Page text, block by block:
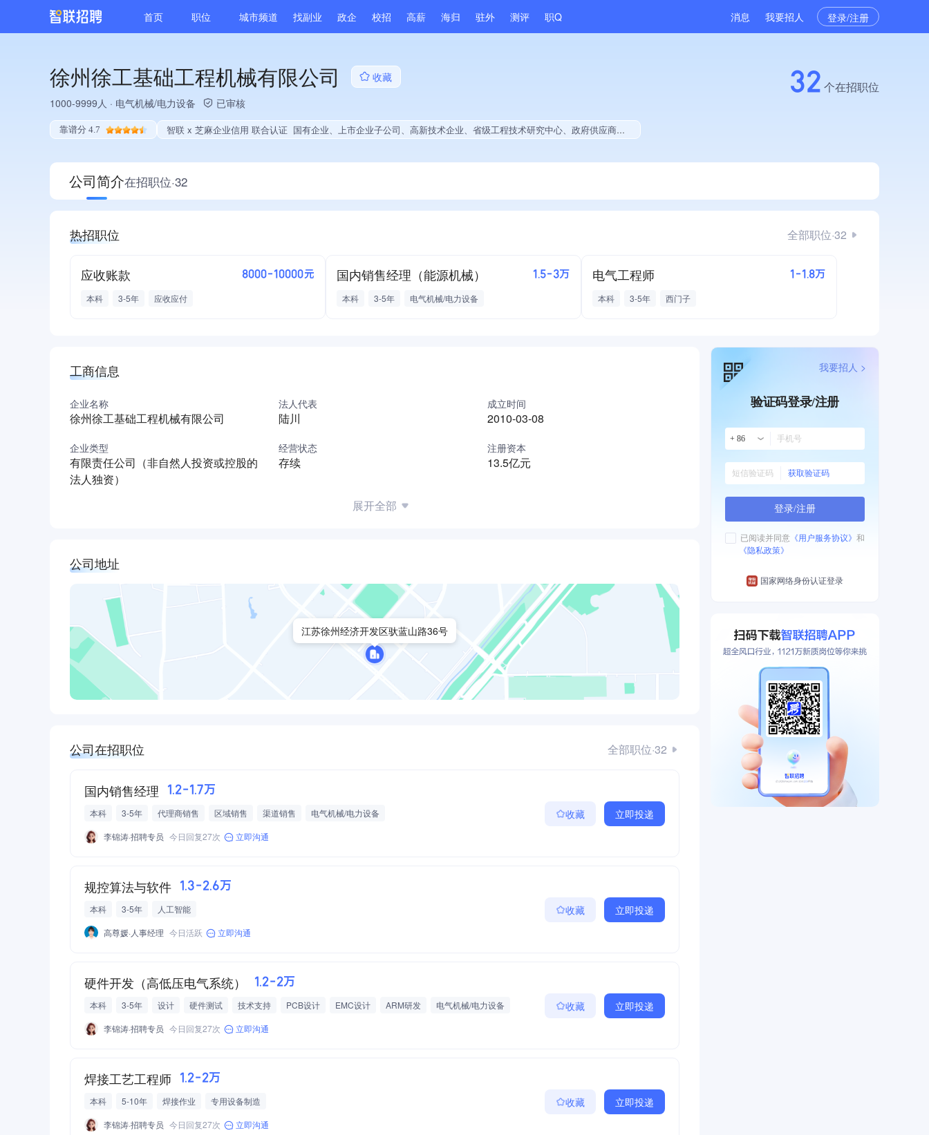
首页 职位 城市频道 找副业 政企 校招 高薪 海归 驻外 测评 职Q 消息 我要招人 登录/注册
徐州徐工基础工程机械有限公司
收藏
1000-9999人 · 电气机械/电力设备 已审核
靠谱分 4.7 智联 x 芝麻企业信用 联合认证 国有企业、上市企业子公司、高新技术企业、省级工程技术研究中心、政府供应商、上市企业供应商、国企供应商、战略性新兴领域创新能力、薪资水平全省同行前5%、A级纳税人、知名品牌供应商、拥有节能环保技术、拥有自主品牌、拥有高价值专利、专利授权量同领域前100、技术布局行业领先、拥有绿色低碳技术、经营年限全国同行前20%、集团成员、权威管理体系认证、权威产品认证、发债企业、大学生就业贡献、2025年公开项目中标、拥有绿色资质、拥有工艺创新能力、拥有多项著作权、软件研发量位于同行前100
32 个在招职位
公司简介在招职位·32
热招职位 全部职位·32
应收账款 8000-10000元
本科 3-5年 应收应付
国内销售经理（能源机械） 1.5-3万
本科 3-5年 电气机械/电力设备
电气工程师 1-1.8万
本科 3-5年 西门子
工商信息
企业名称
徐州徐工基础工程机械有限公司
法人代表
陆川
成立时间
2010-03-08
企业类型
有限责任公司（非自然人投资或控股的
法人独资）
经营状态
存续
注册资本
13.5亿元
展开全部
公司地址
江苏徐州经济开发区驮蓝山路36号
公司在招职位 全部职位·32
国内销售经理 1.2-1.7万
本科 3-5年 代理商销售 区域销售 渠道销售
电气机械/电力设备
李锦涛·招聘专员 今日回复27次 立即沟通
收藏 立即投递
规控算法与软件 1.3-2.6万
本科 3-5年
人工智能
高尊媛·人事经理 今日活跃 立即沟通
收藏 立即投递
硬件开发（高低压电气系统） 1.2-2万
本科 3-5年 设计 硬件测试 技术支持 PCB设计 EMC设计 ARM研发
电气机械/电力设备
工业自动化/机器人
李锦涛·招聘专员 今日回复27次 立即沟通
收藏 立即投递
焊接工艺工程师 1.2-2万
本科 5-10年 焊接作业
专用设备制造
李锦涛·招聘专员 今日回复27次 立即沟通
收藏 立即投递
验证码登录/注册
+ 86
获取验证码
登录/注册
已阅读并同意 《用户服务协议》 和
《隐私政策》
国家网络身份认证登录
我要招人 >